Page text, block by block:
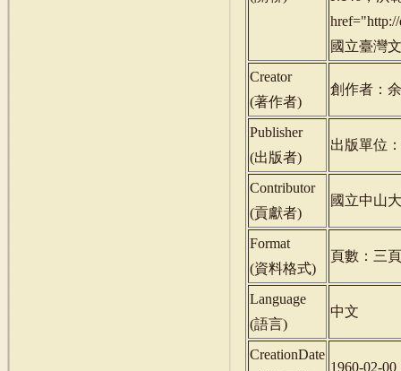
國立臺灣
Creator
(著作者)
創作者：
Publisher
(出版者)
出版單位
Contributor
(貢獻者)
國立中山
Format
(資料格式)
頁數：三頁
Language
(語言)
中文
CreationDate
1960-02-00